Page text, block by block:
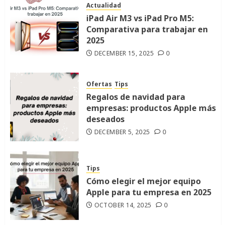
Actualidad
iPad Air M3 vs iPad Pro M5:
Comparativa para trabajar en
2025
DECEMBER 15, 2025 0
Ofertas Tips
Regalos de navidad para
empresas: productos Apple más
deseados
DECEMBER 5, 2025 0
Tips
Cómo elegir el mejor equipo
Apple para tu empresa en 2025
OCTOBER 14, 2025 0